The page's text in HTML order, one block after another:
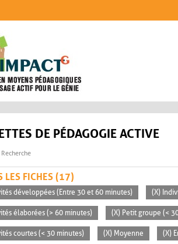
DE PÉDAGOGIE ACTIVE
Recherche
LES FICHES (17)
développées (Entre 30 et 60 minutes) (X)
élaborées (> 60 minutes) (X) Petit groupe (<
courtes (< 30 minutes) (X) Moyenne (X)